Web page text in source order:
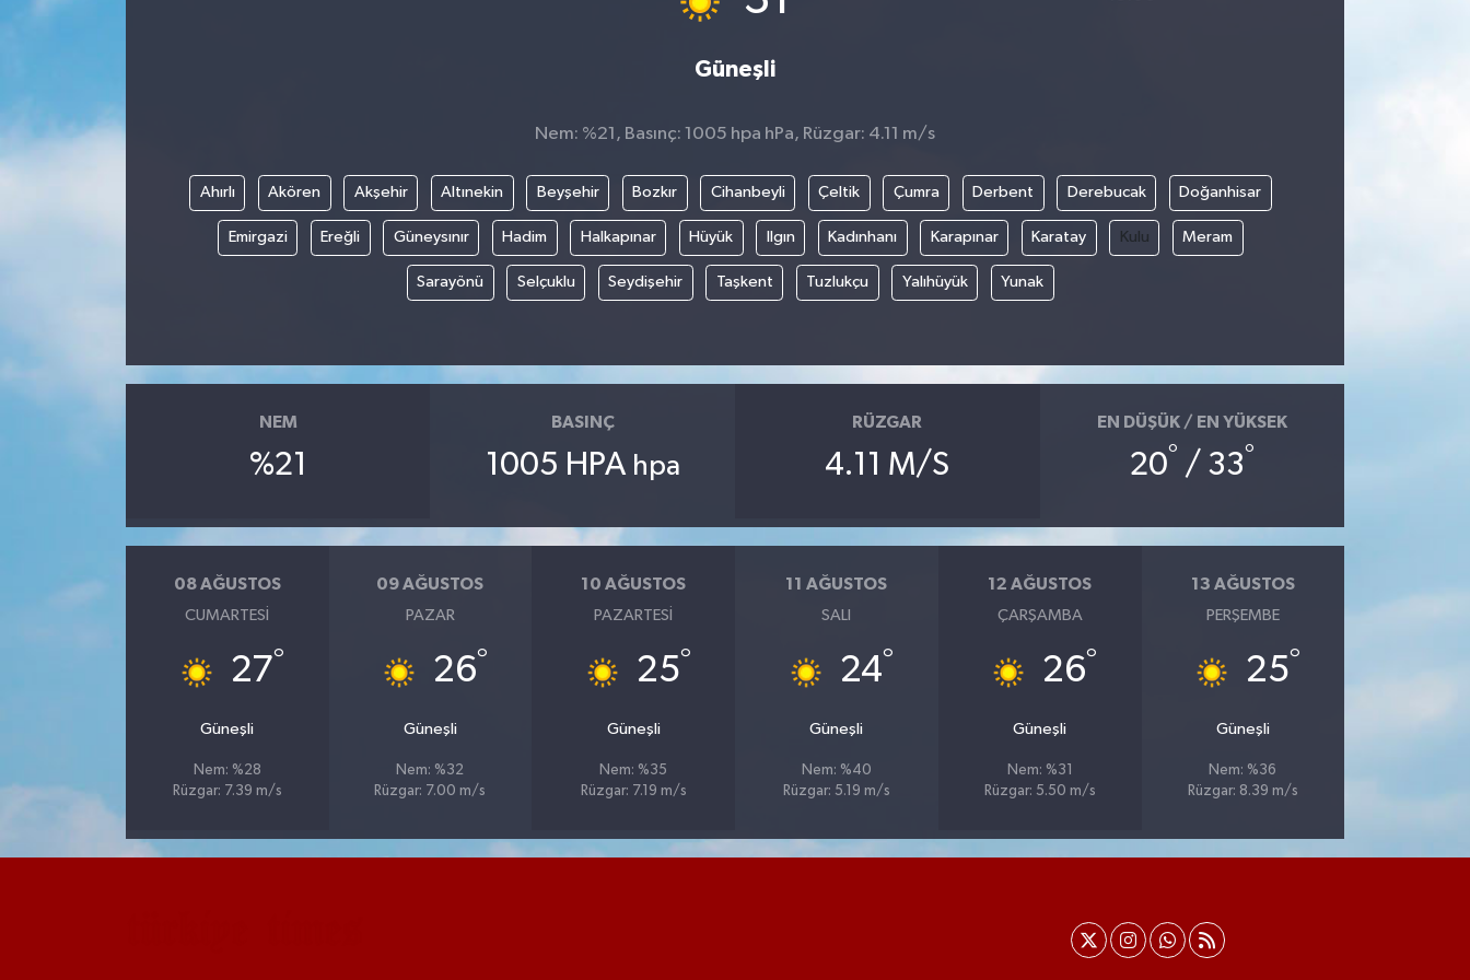
Güneşli
Nem: %21, Basınç: 1005 hpa hPa, Rüzgar: 4.11 m/s
Ahırlı Akören Akşehir Altınekin Beyşehir Bozkır Cihanbeyli Çeltik Çumra Derbent Derebucak Doğanhisar
Emirgazi Ereğli Güneysınır Hadim Halkapınar Hüyük Ilgın Kadınhanı Karapınar Karatay Kulu Meram
Sarayönü Selçuklu Seydişehir Taşkent Tuzlukçu Yalıhüyük Yunak
NEM
%21
BASINÇ
1005 HPA hpa
RÜZGAR
4.11 M/S
EN DÜŞÜK / EN YÜKSEK
20° / 33°
08 AĞUSTOS
CUMARTESI
27°
Güneşli
Nem: %28
Rüzgar: 7.39 m/s
09 AĞUSTOS
PAZAR
26°
Güneşli
Nem: %32
Rüzgar: 7.00 m/s
10 AĞUSTOS
PAZARTESI
25°
Güneşli
Nem: %35
Rüzgar: 7.19 m/s
11 AĞUSTOS
SALI
24°
Güneşli
Nem: %40
Rüzgar: 5.19 m/s
12 AĞUSTOS
ÇARŞAMBA
26°
Güneşli
Nem: %31
Rüzgar: 5.50 m/s
13 AĞUSTOS
PERŞEMBE
25°
Güneşli
Nem: %36
Rüzgar: 8.39 m/s